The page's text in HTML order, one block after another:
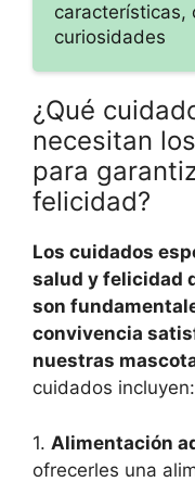
características,
curiosidades
¿Qué
necesitan
para
felicidad?
Los cuidados
salud y felicidad
son
convivencia
nuestras
cuidados incluyen:
1. Alimentación
ofrecerles una